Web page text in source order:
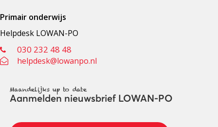
Primair onderwijs
Helpdesk LOWAN-PO
030 232 48 48
helpdesk@lowanpo.nl
Maandelijks up to date
Aanmelden nieuwsbrief LOWAN-PO